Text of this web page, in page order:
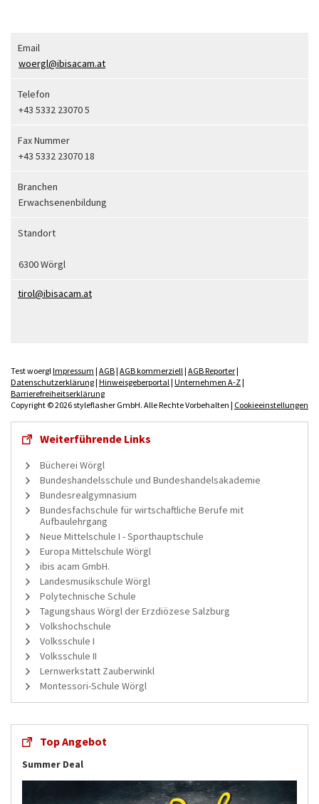
Email
woergl@ibisacam.at
Telefon
+43 5332 23070 5
Fax Nummer
+43 5332 23070 18
Branchen
Erwachsenenbildung
Standort
6300 Wörgl
tirol ibisacam.at
Test woergl Impressum | AGB| AGB kommerziell | AGB Reporter|
Datenschutzerklärung| Hinweisgeberportal | Unternehmen A-Z|
Barrierefreiheitserklärung
Copyright © 2026 styleflasher GmbH. Alle Rechte Vorbehalten | Cookieeinstellungen
Weiterführende Links
Bücherei Wörgl
Bundeshandelsschule und Bundeshandelsakademie
Bundesrealgymnasium
Bundesfachschule für wirtschaftliche Berufe mit
Aufbaulehrgang
Neue Mittelschule I - Sporthauptschule
Europa Mittelschule Wörgl
ibis acam GmbH.
Landesmusikschule Wörgl
Polytechnische Schule
Tagungshaus Wörgl der Erzdiözese Salzburg
Volkshochschule
Volksschule I
Volksschule II
Lernwerkstatt Zauberwinkl
Montessori-Schule Wörgl
Top Angebot
Summer Deal